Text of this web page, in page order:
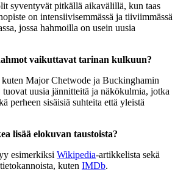
syventyvät pitkällä aikavälillä, kun taas
on intensiivisemmässä ja tiiviimmässä
jossa hahmoilla on usein uusia
vaikuttavat tarinan kulkuun?
Major Chetwode ja Buckinghamin
uusia jännitteitä ja näkökulmia, jotka
perheen sisäisiä suhteita että yleistä
lisää elokuvan taustoista?
esimerkiksi Wikipedia-artikkelista sekä
kuten IMDb.